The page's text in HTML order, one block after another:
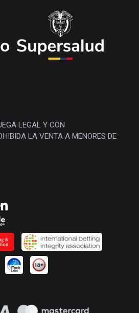
LEGAL Y CON
LA VENTA A MENORES DE